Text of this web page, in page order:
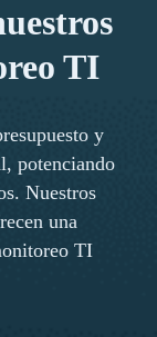
TI
y
potenciando
Nuestros
una
TI